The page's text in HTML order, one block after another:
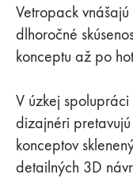
Vetropack
dlhoročné
konceptu až po
V úzkej spolupráci
dizajnéri
konceptov
detailných 3D